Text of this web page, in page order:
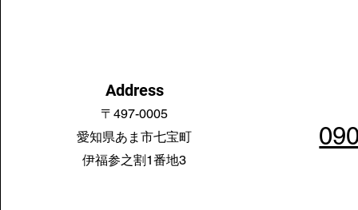
Address
〒497-0005
愛知県あま市七宝町
伊福参之割1番地3